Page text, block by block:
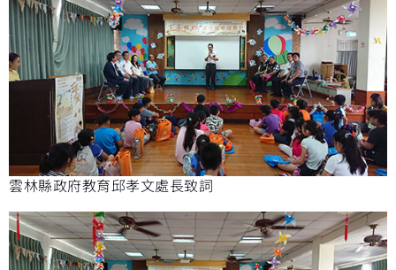
雲林縣政府教育邱孝文處長致詞